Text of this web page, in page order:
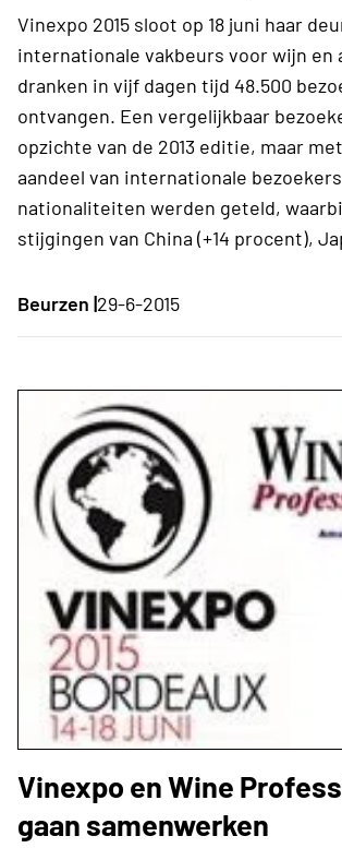
Vinexpo 2015 sloot op 18 juni haar
internationale vakbeurs voor wijn en
dranken in vijf dagen tijd 48.500
ontvangen. Een vergelijkbaar
opzichte van de 2013 editie, maar
aandeel van internationale bezoekers.
nationaliteiten werden geteld,
stijgingen van China (+14 procent),
Beurzen |29-6-2015
Vinexpo en Wine
gaan samenwerken